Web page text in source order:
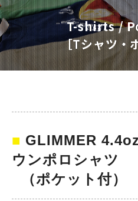
T-shirts /
［Tシャツ・
■ GLIMMER
ウンポロシャツ
  （ポケット付）